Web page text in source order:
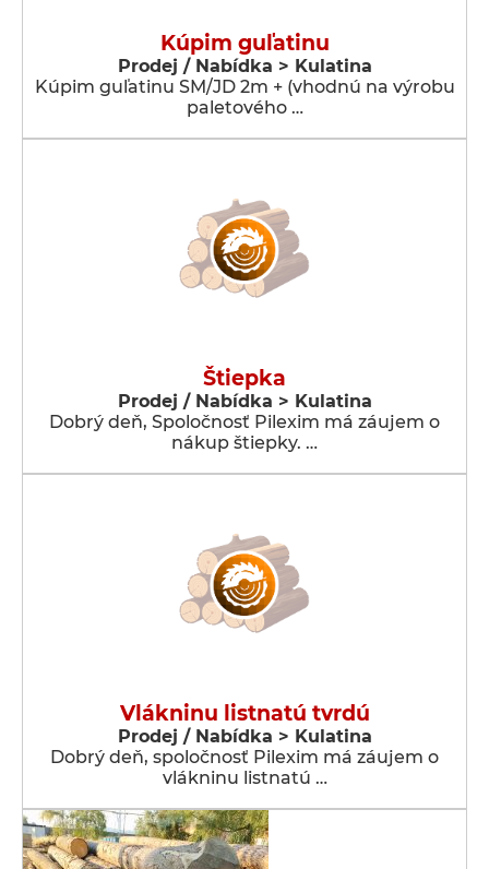
Kúpim guľatinu
Prodej / Nabídka > Kulatina
Kúpim guľatinu SM/JD 2m + (vhodnú na výrobu
paletového …
Štiepka
Prodej / Nabídka > Kulatina
Dobrý deň, Spoločnosť Pilexim má záujem o
nákup štiepky. …
Vlákninu listnatú tvrdú
Prodej / Nabídka > Kulatina
Dobrý deň, spoločnosť Pilexim má záujem o
vlákninu listnatú …